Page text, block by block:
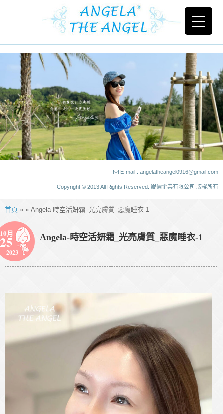
E-mail : angelatheangel0916@gmail.com
Copyright © 2013 All Rights Reserved. 崴儷企業有限公司 版權所有
首頁 » » Angela-時空活妍霜_光亮膚質_惡魔睡衣-1
10月
25
2023
Angela-時空活妍霜_光亮膚質_惡魔睡衣-1